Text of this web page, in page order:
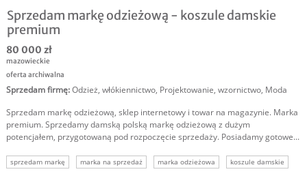
Sprzedam markę odzieżową - koszule damskie
premium
80 000 zł
mazowieckie
oferta archiwalna
Sprzedam firmę:Odzież, włókiennictwo, Projektowanie, wzornictwo, Moda
Sprzedam markę odzieżową, sklep internetowy i towar na magazynie. Marka
premium. Sprzedamy damską polską markę odzieżową z dużym
potencjałem, przygotowaną pod rozpoczęcie sprzedaży. Posiadamy gotowe...
sprzedam markę marka na sprzedaż marka odzieżowa
koszule damskie